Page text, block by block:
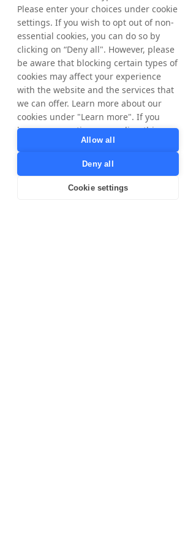
garantir que toutes les activités sont
optimisées.
Tradedoubler s'engage à collaborer
étroitement avec chaque client, en les
aidant à générer des revenus et à réussir à
l'échelle nationale et internationale. L'action
est cotée au Nasdaq OMX de la Bourse de
Stockholm.
Plus d'informations peuvent être trouvées
sur
Please enter your choices under cookie
settings. If you wish to opt out of non-
essential cookies, you can do so by
clicking on “Deny all". However, please
be aware that blocking certain types of
cookies may affect your experience
with the website and the services that
we can offer. Learn more about our
cookies under "Learn more". If you
have any questions regarding this,
privacy@tradedoubler.com
dpo@tradedoubler.com
read more about our data processing
Allow all
Deny all
Cookie settings